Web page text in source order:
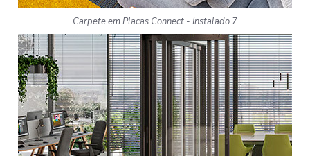
Carpete em Placas Connect - Instalado 7